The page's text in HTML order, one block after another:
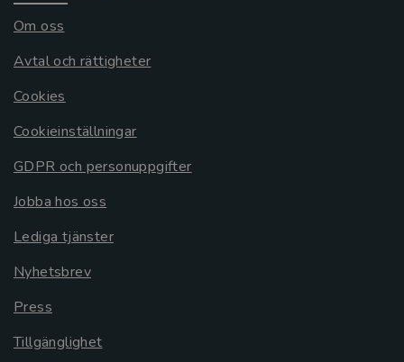
Om oss
Avtal och rättigheter
Cookies
Cookieinställningar
GDPR och personuppgifter
Jobba hos oss
Lediga tjänster
Nyhetsbrev
Press
Tillgänglighet